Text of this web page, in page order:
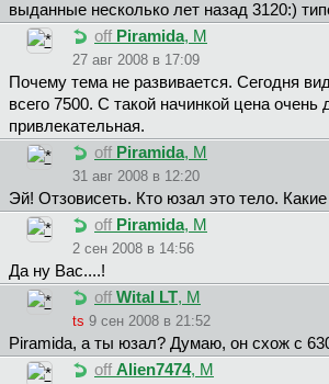
выданные несколько лет назад 3120:)
off Piramida, М
27 авг 2008 в 17:09
Почему тема не развивается. Сегодня
всего 7500. С такой начинкой цена очень
привлекательная.
off Piramida, М
31 авг 2008 в 12:20
Эй! Отзовисеть. Кто юзал это тело.
off Piramida, М
2 сен 2008 в 14:56
Да ну Вас....!
off Wital LT, М
ts 9 сен 2008 в 21:52
Piramida, а ты юзал? Думаю, он схож с
off Alien7474, М